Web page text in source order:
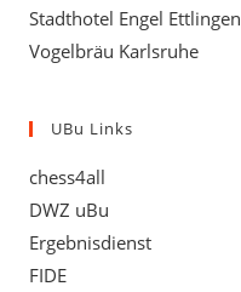
Stadthotel Engel Ettlingen
Vogelbräu Karlsruhe
UBu Links
chess4all
DWZ uBu
Ergebnisdienst
FIDE